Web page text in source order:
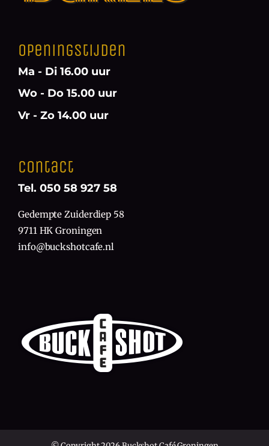
Openingstijden
Ma - Di 16.00 uur
Wo - Do 15.00 uur
Vr - Zo 14.00 uur
Contact
Tel. 050 58 927 58
Gedempte Zuiderdiep 58
9711 HK Groningen
info@buckshotcafe.nl